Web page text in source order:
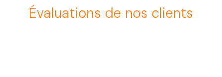
Évaluations de nos clients